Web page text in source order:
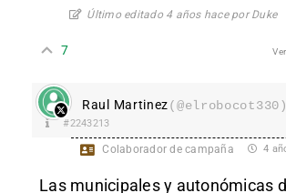
Último editado 4 años hace por Duke
7
Raul Martinez(@elrobocot330)
#2243213
Colaborador de campaña 4
Las municipales y autonómicas